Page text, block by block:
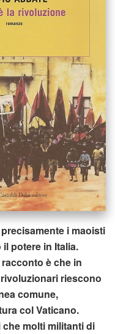
i maoisti
potere in Italia.
è che in
riescono
comune,
col Vaticano.
molti militanti di